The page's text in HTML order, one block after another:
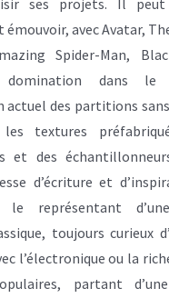
émouvoir, avec Avatar,
Spider-Man,
dans le
actuel des partitions
textures
et des
d’écriture et
représentant
toujours curieux
l’électronique ou la
partant